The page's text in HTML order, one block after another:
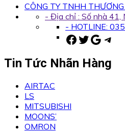
CÔNG TY TNHH
- Địa chỉ : Số nhà 41,
- HOTLINE:
Facebook
Twitter
Google
Tin Tức Nhãn Hàng
AIRTAC
LS
MITSUBISHI
MOONS’
OMRON